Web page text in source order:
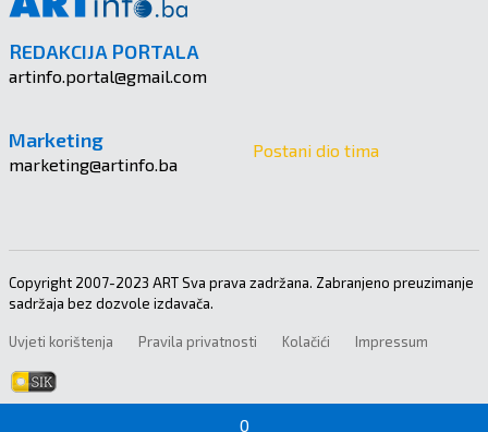
0
REDAKCIJA PORTALA
artinfo.portal@gmail.com
Marketing
marketing@artinfo.ba
Postani dio tima
Copyright 2007-2023 ART Sva prava zadržana. Zabranjeno preuzimanje
sadržaja bez dozvole izdavača.
Uvjeti korištenja Pravila privatnosti Kolačići Impressum